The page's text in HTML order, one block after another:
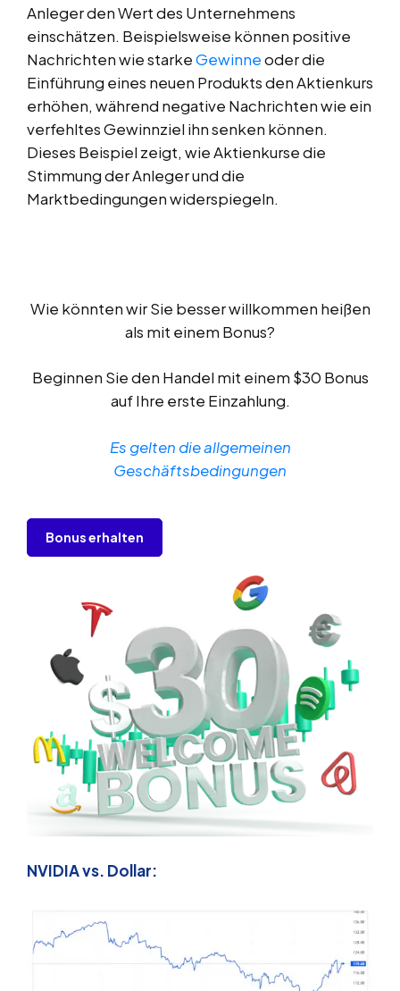
Anleger den Wert des Unternehmens
einschätzen. Beispielsweise können positive
Nachrichten wie starkeGewinneoder die
Einführung eines neuen Produkts den Aktienkurs
erhöhen, während negative Nachrichten wie ein
verfehltes Gewinnziel ihn senken können.
Dieses Beispiel zeigt, wie Aktienkurse die
Stimmung der Anleger und die
Marktbedingungen widerspiegeln.
Wie könnten wir Sie besser willkommen heißen
als mit einem Bonus?
Beginnen Sie den Handel mit einem $30 Bonus
auf Ihre erste Einzahlung.
Es gelten die allgemeinen
Geschäftsbedingungen
Bonus erhalten
NVIDIA vs. Dollar: